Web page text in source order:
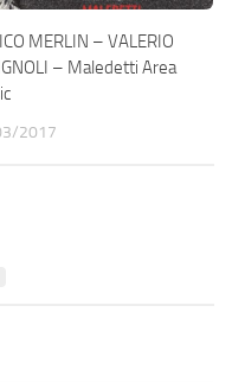
MERLIN – VALERIO
– Maledetti Area
2017